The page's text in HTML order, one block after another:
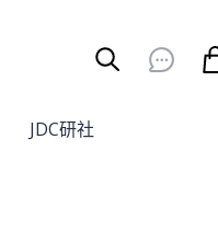
Burger Menu
JDC研社